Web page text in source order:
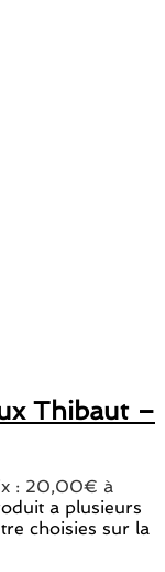
Thibaut –
: 20,00€ à
a plusieurs
choisies sur la